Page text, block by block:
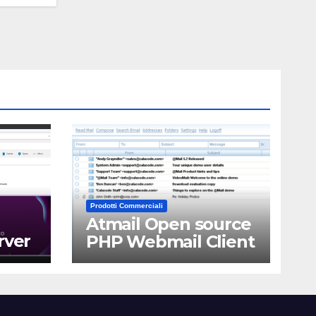
Prodotti Commerciali
Atmail Open source
PHP Webmail Client